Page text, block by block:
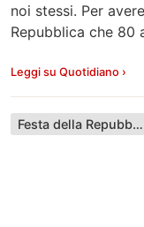
noi stessi. Per
Repubblica che 80
Leggi su Quotidiano ›
Festa della Repubblica